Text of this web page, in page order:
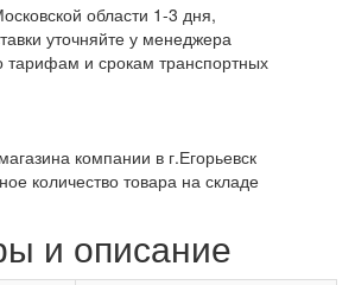
области 1-3 дня,
уточняйте у менеджера
тарифам и срокам транспортных
компании в г.Егорьевск
количество товара на складе
и описание